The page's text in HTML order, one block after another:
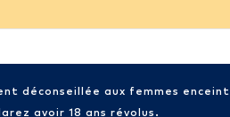
déconseillée aux femmes
avoir 18 ans révolus.